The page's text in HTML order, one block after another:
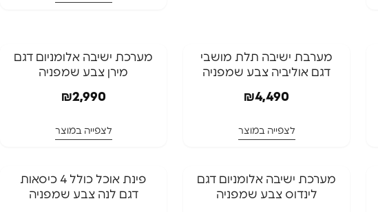
מערבת ישיבה תלת מושבי
דגם אוליביה צבע שמפניה
₪4,490
לצפייה במוצר
מערכת ישיבה אלומניום דגם
מירן צבע שמפניה
₪2,990
לצפייה במוצר
חדש באתר
מערכת ישיבה אלומניום דגם
לינדוס צבע שמפניה
פינת אוכל כולל 4 כיסאות
דגם לנה צבע שמפניה